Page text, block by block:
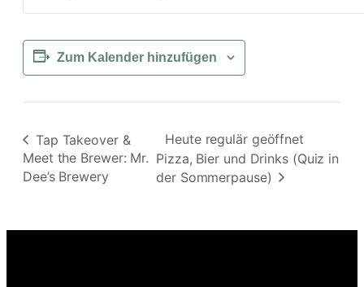
Zum Kalender hinzufügen
Tap Takeover &
Meet the Brewer: Mr.
Dee’s Brewery
Heute regulär geöffnet
Pizza, Bier und Drinks (Quiz in
der Sommerpause)